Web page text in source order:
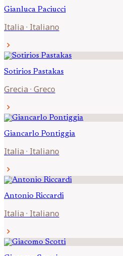
Gianluca Paciucci
Italia · Italiano
chevron_right
Sotirios Pastakas
Grecia · Greco
chevron_right
Giancarlo Pontiggia
Italia · Italiano
chevron_right
Antonio Riccardi
Italia · Italiano
chevron_right